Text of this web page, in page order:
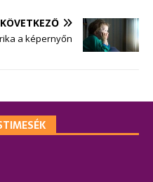
KÖVETKEZŐ
a képernyőn